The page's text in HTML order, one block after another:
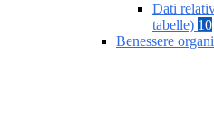
Dati
tabelle) 10
Benessere